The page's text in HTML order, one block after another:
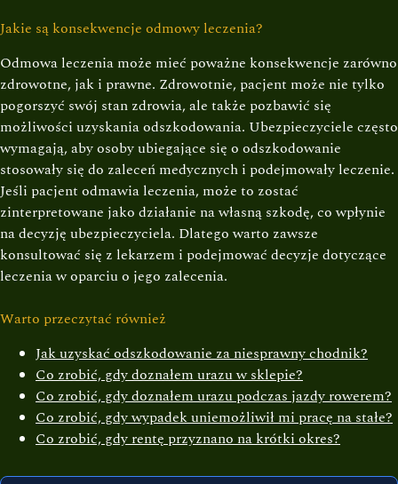
Jakie są konsekwencje odmowy leczenia?
Odmowa leczenia może mieć poważne konsekwencje zarówno
zdrowotne, jak i prawne. Zdrowotnie, pacjent może nie tylko
pogorszyć swój stan zdrowia, ale także pozbawić się
możliwości uzyskania odszkodowania. Ubezpieczyciele często
wymagają, aby osoby ubiegające się o odszkodowanie
stosowały się do zaleceń medycznych i podejmowały leczenie.
Jeśli pacjent odmawia leczenia, może to zostać
zinterpretowane jako działanie na własną szkodę, co wpłynie
na decyzję ubezpieczyciela. Dlatego warto zawsze
konsultować się z lekarzem i podejmować decyzje dotyczące
leczenia w oparciu o jego zalecenia.
Warto przeczytać również
Jak uzyskać odszkodowanie za niesprawny chodnik?
Co zrobić, gdy doznałem urazu w sklepie?
Co zrobić, gdy doznałem urazu podczas jazdy rowerem?
Co zrobić, gdy wypadek uniemożliwił mi pracę na stałe?
Co zrobić, gdy rentę przyznano na krótki okres?